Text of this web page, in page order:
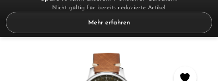
Nicht gültig für bereits reduzierte Artikel
Mehr erfahren
Bildergalerie überspringen